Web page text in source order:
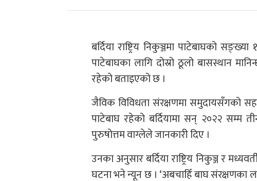
बर्दिया राष्ट्रिय निकुञ्जमा पाटेबाघको
पाटेबाघका लागि दोस्रो ठूलो बासस्थान
रहेको बताइएको छ ।
जैविक विविधता संरक्षणमा समुदायसँगको
पाटेबाघ रहेको बर्दियामा सन् २०२२ सम्म
पुरुषोत्तम वाग्लेले जानकारी दिए ।
उनका अनुसार बर्दिया राष्ट्रिय निकुञ्ज र
घटना भने न्यून छ । ‘अबचाहिँ बाघ संरक्षणका